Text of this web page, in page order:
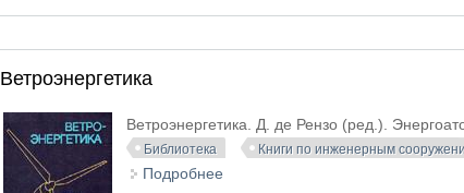
Ветроэнергетика
Ветроэнергетика. Д. де Рензо (ред.).
Библиотека Книги по инженерным
Подробнее